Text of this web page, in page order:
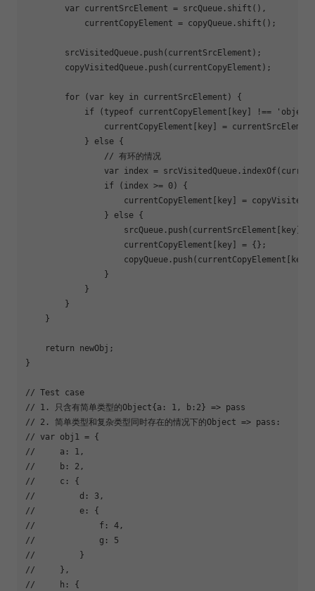
var currentSrcElement = srcQueue.shift(),
            currentCopyElement = copyQueue.shift();
        srcVisitedQueue.push(currentSrcElement);
        copyVisitedQueue.push(currentCopyElement);
for ( var key in currentSrcElement) {
if ( typeof currentCopyElement[key] !==
'object'
currentCopyElement[key] =
            }
else {
// 有环的情况
var index =
if (index >= 0 ) {
currentCopyElement[key] =
                }
else {
                    srcQueue.push(currentSrcElement[key]);
                    currentCopyElement[key] = {};
                }
            }
        }
    }
return newObj;
}
// Test case
// 1. 只含有简单类型的Object{a: 1, b:2} => pass
// 2. 简单类型和复杂类型同时存在的情况下的Object => pass:
// var obj1 = {
//     a: 1,
//     b: 2,
//     c: {
//         d: 3,
//         e: {
//             f: 4,
//             g: 5
//         }
//     },
//     h: {